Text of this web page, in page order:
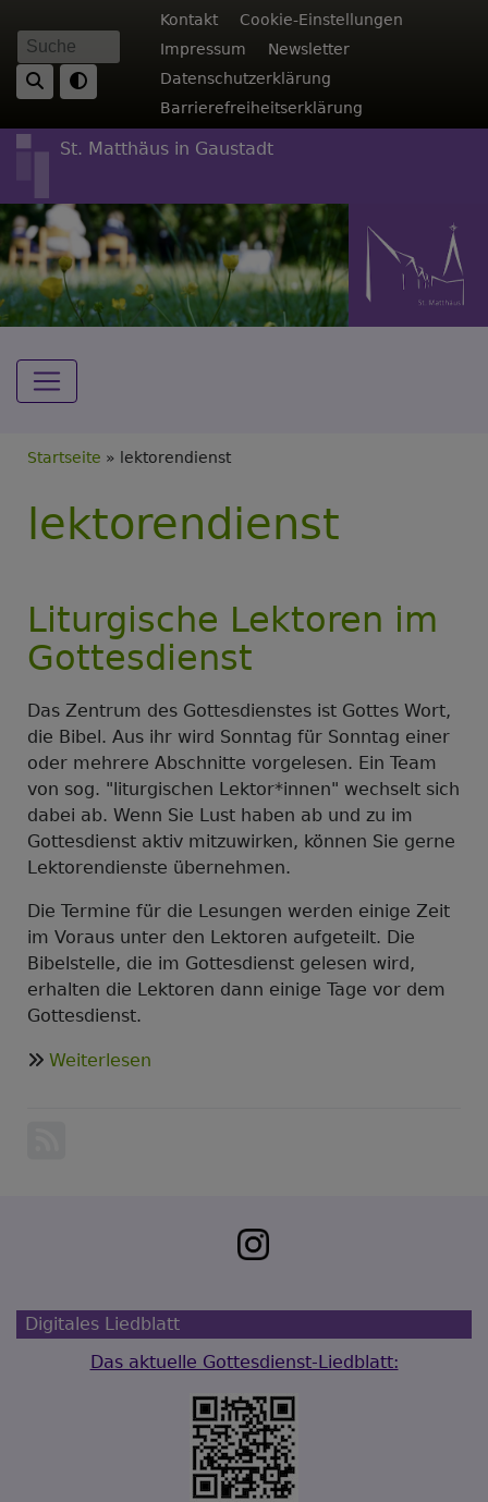
zum
Inhalt
Suche
Fußbereichsmenü
Kontakt
Cookie-Einstellungen
Impressum
Newsletter
Datenschutzerklärung
Barrierefreiheitserklärung
St. Matthäus in Gaustadt
Hauptnavigation
Breadcrumb
Startseite lektorendienst
lektorendienst
Liturgische Lektoren im
Gottesdienst
Das Zentrum des Gottesdienstes ist Gottes Wort,
die Bibel. Aus ihr wird Sonntag für Sonntag einer
oder mehrere Abschnitte vorgelesen. Ein Team
von sog. "liturgischen Lektor*innen" wechselt sich
dabei ab. Wenn Sie Lust haben ab und zu im
Gottesdienst aktiv mitzuwirken, können Sie gerne
Lektorendienste übernehmen.
Die Termine für die Lesungen werden einige Zeit
im Voraus unter den Lektoren aufgeteilt. Die
Bibelstelle, die im Gottesdienst gelesen wird,
erhalten die Lektoren dann einige Tage vor dem
Gottesdienst.
Weiterlesen
Digitales Liedblatt
Das aktuelle Gottesdienst-Liedblatt: